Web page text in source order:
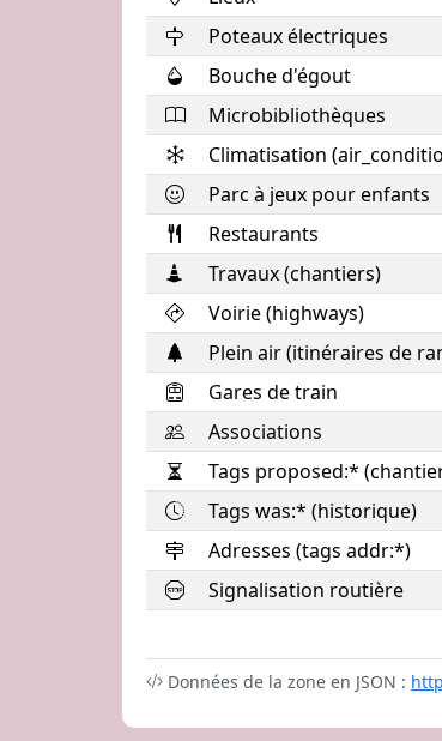
Poteaux électriques
Bouche d'égout
Microbibliothèques
Climatisation
Parc à jeux pour enfants
Restaurants
Travaux (chantiers)
Voirie (highways)
Plein air (itinéraires de
Gares de train
Associations
Tags proposed:*
Tags was:* (historique)
Adresses (tags addr:*)
Signalisation routière
Données de la zone en JSON :